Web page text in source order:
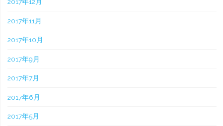
2017年12月
2017年11月
2017年10月
2017年9月
2017年7月
2017年6月
2017年5月